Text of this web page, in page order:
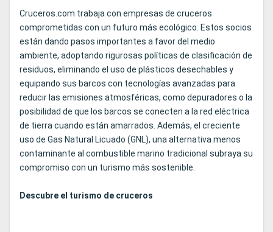
Cruceros.com trabaja con empresas de cruceros
comprometidas con un futuro más ecológico. Estos socios
están dando pasos importantes a favor del medio
ambiente, adoptando rigurosas políticas de clasificación de
residuos, eliminando el uso de plásticos desechables y
equipando sus barcos con tecnologías avanzadas para
reducir las emisiones atmosféricas, como depuradores o la
posibilidad de que los barcos se conecten a la red eléctrica
de tierra cuando están amarrados. Además, el creciente
uso de Gas Natural Licuado (GNL), una alternativa menos
contaminante al combustible marino tradicional subraya su
compromiso con un turismo más sostenible.
Descubre el turismo de cruceros